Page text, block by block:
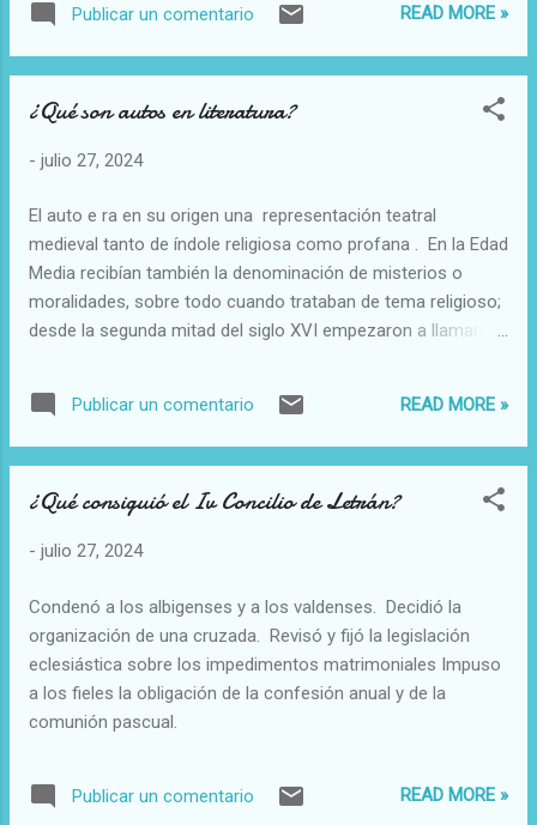
Publicar un comentario READ MORE »
¿Qué son autos en literatura?
- julio 27, 2024
El auto e ra en su origen una representación teatral
medieval tanto de índole religiosa como profana . En la Edad
Media recibían también la denominación de misterios o
moralidades, sobre todo cuando trataban de tema religioso;
desde la segunda mitad del siglo XVI empezaron a llamarse
iglesias o en los pórticos.
Publicar un comentario READ MORE »
¿Qué consiguió el Iv Concilio de Letrán?
- julio 27, 2024
Condenó a los albigenses y a los valdenses. Decidió la
organización de una cruzada. Revisó y fijó la legislación
eclesiástica sobre los impedimentos matrimoniales Impuso
a los fieles la obligación de la confesión anual y de la
comunión pascual.
Publicar un comentario READ MORE »